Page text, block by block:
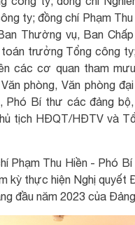
ty; đồng chí Phạm
Thường vụ, Ban
trưởng Tổng công
các cơ quan tham
phòng, Văn phòng
Phó Bí thư các đảng
tịch HĐQT/HĐTV và
Phạm Thu Hiền - Phó
kỳ thực hiện Nghị quyết
đầu năm 2023 của